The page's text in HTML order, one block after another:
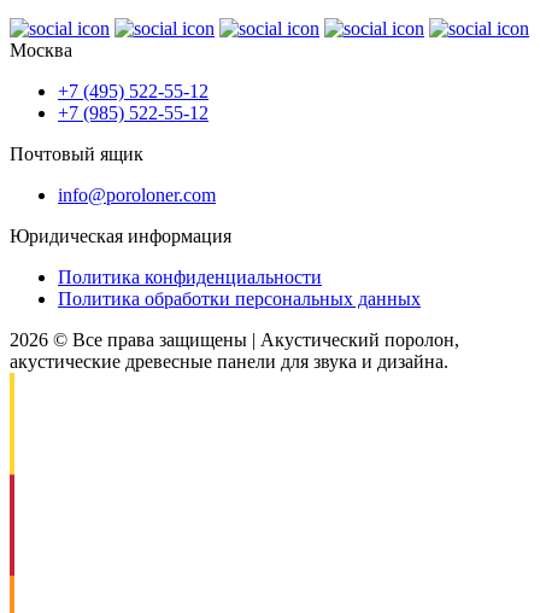
Москва
+7 (495) 522-55-12
+7 (985) 522-55-12
Почтовый ящик
info@poroloner.com
Юридическая информация
Политика конфиденциальности
Политика обработки персональных данных
2026 © Все права защищены | Акустический поролон,
акустические древесные панели для звука и дизайна.